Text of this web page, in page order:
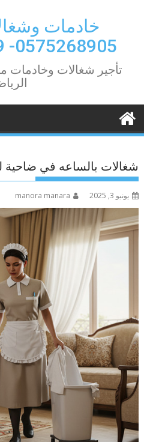
خادمات
0575268905- 0583707749
تأجير شغالات وخادمات
شغالات بالساعه في ضاحية لبن
يونيو 3, 2025 manora manara